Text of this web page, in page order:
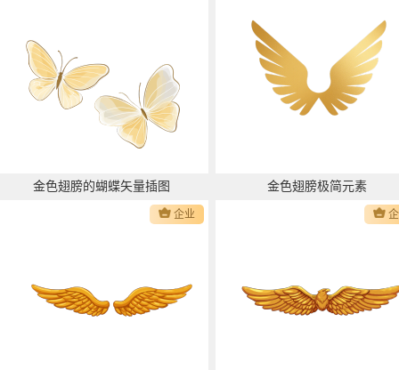
金色翅膀的蝴蝶矢量插图 金色翅膀极简元素
企业